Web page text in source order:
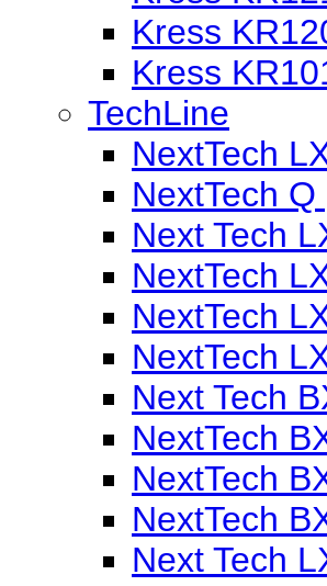
Kress
Kress
TechLine
NextTech
NextTech Q
Next Tech
NextTech
NextTech
NextTech
Next Tech
NextTech
NextTech
NextTech
Next Tech